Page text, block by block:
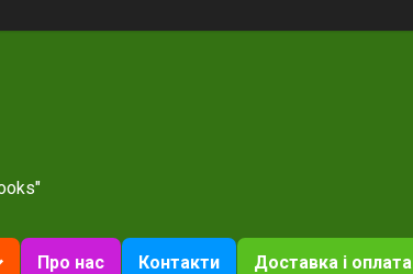
Про нас Контакти Доставка і оплата